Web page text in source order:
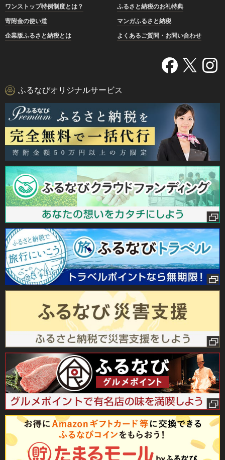
ワンストップ特例制度とは？
ふるさと納税のお礼特典
寄附金の使い道
マンガふるさと納税
企業版ふるさと納税とは
よくあるご質問・お問い合わせ
ふるなびオリジナルサービス